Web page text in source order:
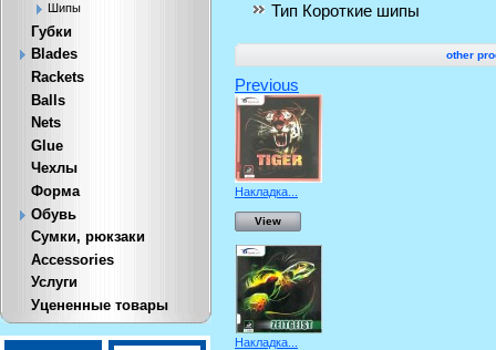
Шипы
Губки
Blades
Rackets
Balls
Nets
Glue
Чехлы
Форма
Обувь
Сумки, рюкзаки
Accessories
Услуги
Уцененные товары
Тип Короткие шипы
other
Previous
Накладка...
View
Накладка...